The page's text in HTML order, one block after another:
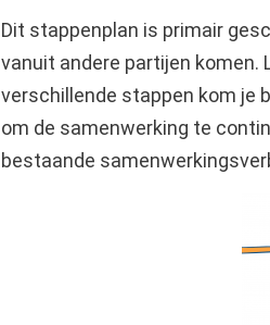
Dit stappenplan is primair
vanuit andere partijen komen.
verschillende stappen kom je
om de samenwerking te
bestaande